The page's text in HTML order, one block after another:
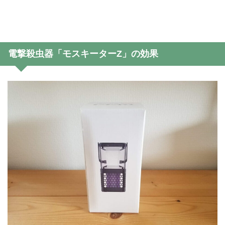
電撃殺虫器「モスキーターZ」の効果